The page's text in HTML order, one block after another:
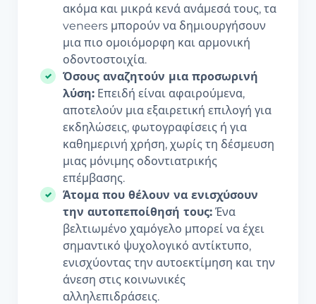
ακόμα και μικρά κενά ανάμεσά τους, τα
veneers μπορούν να δημιουργήσουν
μια πιο ομοιόμορφη και αρμονική
οδοντοστοιχία.
Όσους αναζητούν μια προσωρινή
λύση: Επειδή είναι αφαιρούμενα,
αποτελούν μια εξαιρετική επιλογή για
εκδηλώσεις, φωτογραφίσεις ή για
καθημερινή χρήση, χωρίς τη δέσμευση
μιας μόνιμης οδοντιατρικής
επέμβασης.
Άτομα που θέλουν να ενισχύσουν
την αυτοπεποίθησή τους: Ένα
βελτιωμένο χαμόγελο μπορεί να έχει
σημαντικό ψυχολογικό αντίκτυπο,
ενισχύοντας την αυτοεκτίμηση και την
άνεση στις κοινωνικές
αλληλεπιδράσεις.